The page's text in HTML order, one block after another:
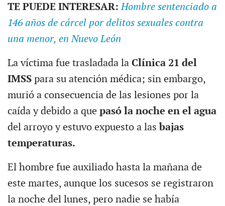
TE PUEDE INTERESAR:Hombre sentenciado a
146 años de cárcel por delitos sexuales contra
una menor, en Nuevo León
La víctima fue trasladada la Clínica 21 del
IMSS para su atención médica; sin embargo,
murió a consecuencia de las lesiones por la
caída y debido a que pasó la noche en el agua
del arroyo y estuvo expuesto a las bajas
temperaturas.
El hombre fue auxiliado hasta la mañana de
este martes, aunque los sucesos se registraron
la noche del lunes, pero nadie se había